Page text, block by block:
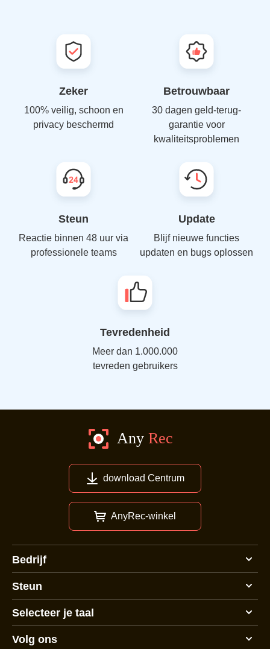
Zeker
100% veilig, schoon en
privacy beschermd
Betrouwbaar
30 dagen geld-terug-
garantie voor
kwaliteitsproblemen
Steun
Reactie binnen 48 uur via
professionele teams
Update
Blijf nieuwe functies
updaten en bugs oplossen
Tevredenheid
Meer dan 1.000.000
tevreden gebruikers
download Centrum
AnyRec-winkel
Bedrijf
Steun
Selecteer je taal
Volg ons